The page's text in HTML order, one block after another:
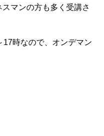
マンの方も多く受講さ
時なので、オンデマン